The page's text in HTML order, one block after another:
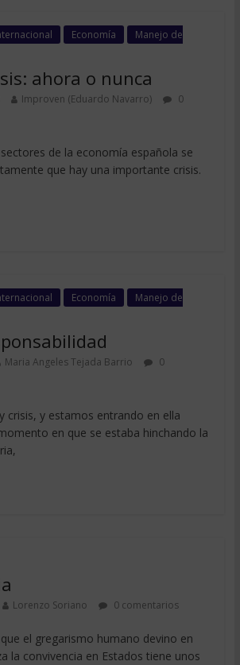
Economía
Manejo de
ahora o nunca
Improven (Eduardo Navarro)
0
de la economía española se
que hay una importante crisis.
Economía
Manejo de
Maria Angeles Tejada Barrio
0
crisis, y estamos entrando en ella
en que se estaba hinchando la
Lorenzo Soriano 0 comentarios
el gregarismo humano devino en
la convivencia en Estados tiene unos